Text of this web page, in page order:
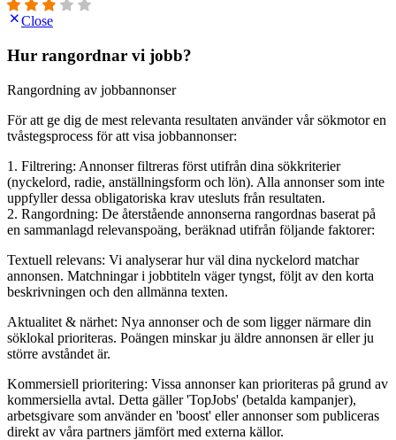
Close
Hur rangordnar vi jobb?
Rangordning av jobbannonser
För att ge dig de mest relevanta resultaten använder vår sökmotor en
tvåstegsprocess för att visa jobbannonser:
1. Filtrering: Annonser filtreras först utifrån dina sökkriterier
(nyckelord, radie, anställningsform och lön). Alla annonser som inte
uppfyller dessa obligatoriska krav utesluts från resultaten.
2. Rangordning: De återstående annonserna rangordnas baserat på
en sammanlagd relevanspoäng, beräknad utifrån följande faktorer:
Textuell relevans: Vi analyserar hur väl dina nyckelord matchar
annonsen. Matchningar i jobbtiteln väger tyngst, följt av den korta
beskrivningen och den allmänna texten.
Aktualitet & närhet: Nya annonser och de som ligger närmare din
söklokal prioriteras. Poängen minskar ju äldre annonsen är eller ju
större avståndet är.
Kommersiell prioritering: Vissa annonser kan prioriteras på grund av
kommersiella avtal. Detta gäller 'TopJobs' (betalda kampanjer),
arbetsgivare som använder en 'boost' eller annonser som publiceras
direkt av våra partners jämfört med externa källor.